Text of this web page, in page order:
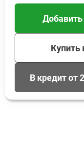
Добавить
Купить
В кредит от